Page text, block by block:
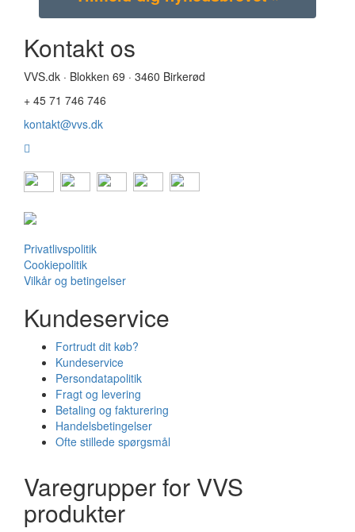
Kontakt os
VVS.dk · Blokken 69 · 3460 Birkerød
+ 45 71 746 746
kontakt@vvs.dk
Privatlivspolitik
Cookiepolitik
Vilkår og betingelser
Kundeservice
Fortrudt dit køb?
Kundeservice
Persondatapolitik
Fragt og levering
Betaling og fakturering
Handelsbetingelser
Ofte stillede spørgsmål
Varegrupper for VVS
produkter